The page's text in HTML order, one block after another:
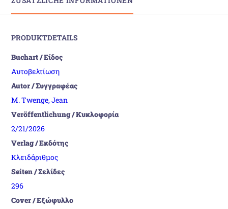
PRODUKTDETAILS
Buchart / Είδος
Αυτοβελτίωση
Autor / Συγγραφέας
M. Twenge, Jean
Veröffentlichung / Κυκλοφορία
2/21/2026
Verlag / Εκδότης
Κλειδάριθμος
Seiten / Σελίδες
296
Cover / Εξώφυλλο